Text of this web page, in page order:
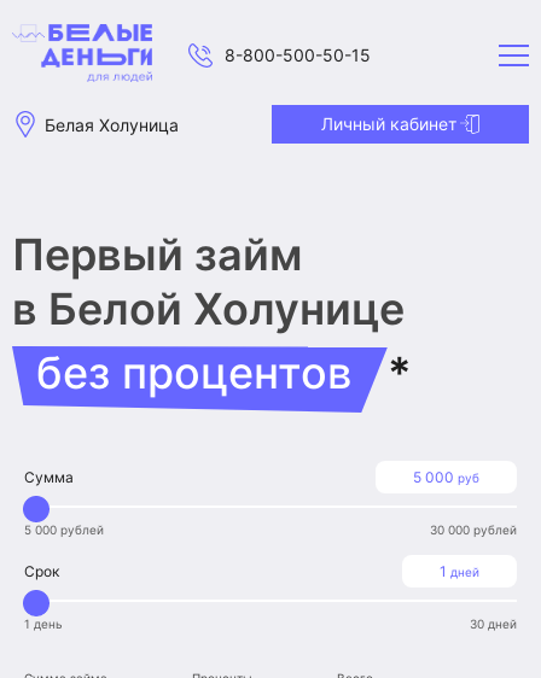
8-800-500-50-15
Белая Холуница Личный кабинет
Первый займ
в Белой Холунице
без процентов
*
5 000 руб
Сумма
5 000 рублей 30 000 рублей
1 дней
Срок
1 день 30 дней